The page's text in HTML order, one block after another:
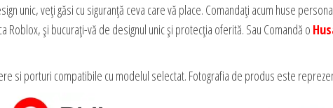
unic, veți găsi cu siguranță ceva care vă place. Comandați acum huse
Roblox, și bucurați-vă de designul unic și protecția oferită. Sau Comandă o
si porturi compatibile cu modelul selectat. Fotografia de produs este